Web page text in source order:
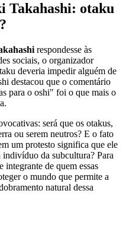
Takahashi: otaku
respondesse às
sociais, o organizador
deveria impedir alguém de
destacou que o comentário
para o oshi" foi o que mais o
será que os otakus,
ou serem neutros? E o fato
um protesto significa que ele
indivíduo da subcultura? Para
integrante de quem essas
o mundo que permite a
natural dessa